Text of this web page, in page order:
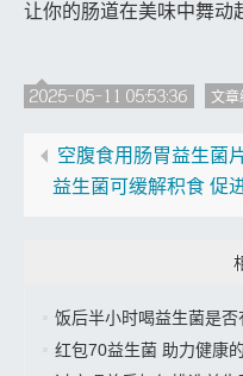
让你的肠道在美味中舞动
2025-05-11 05:53:36 文章
空腹食用肠胃益生菌
益生菌可缓解积食 促
饭后半小时喝益生菌是
红包70益生菌 助力健康